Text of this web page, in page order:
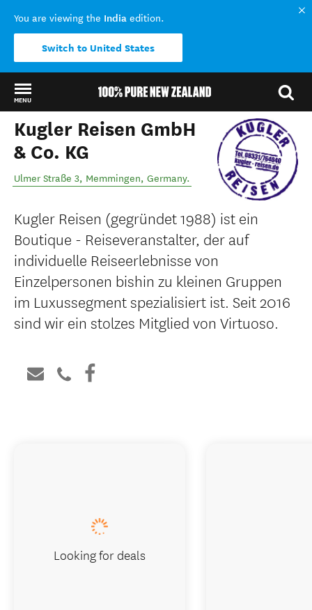
You are viewing the India edition.
Switch to United States
MENU
Back to my results
Kugler Reisen GmbH
& Co. KG
Ulmer Straße 3, Memmingen, Germany.
Kugler Reisen (gegründet 1988) ist ein
Boutique - Reiseveranstalter, der auf
individuelle Reiseerlebnisse von
Einzelpersonen bishin zu kleinen Gruppen
im Luxussegment spezialisiert ist. Seit 2016
sind wir ein stolzes Mitglied von Virtuoso.
Looking for deals